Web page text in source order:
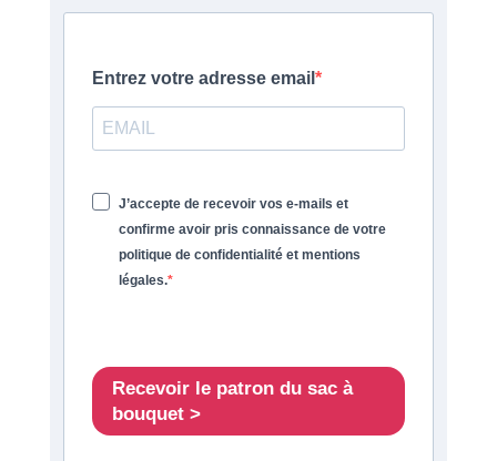
Entrez votre adresse email
J’accepte de recevoir vos e-mails et
confirme avoir pris connaissance de votre
politique de confidentialité et mentions
légales.
Recevoir le patron du sac à
bouquet >